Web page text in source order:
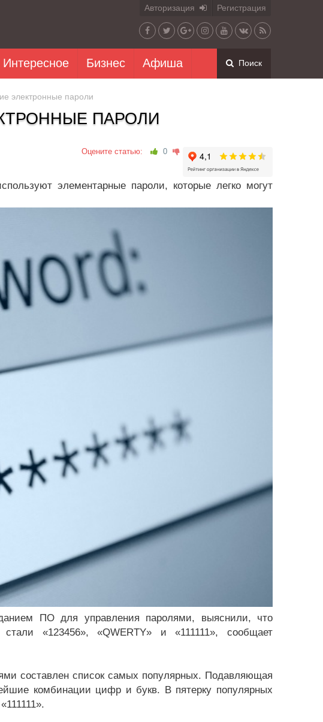
Авторизация Регистрация
Интересное Бизнес Афиша Поиск
электронные пароли
ПАРОЛИ
Оцените статью: 0
элементарные пароли, которые легко могут
ПО для управления паролями, выяснили, что
«123456», «QWERTY» и «111111», сообщает
составлен список самых популярных. Подавляющая
комбинации цифр и букв. В пятерку популярных